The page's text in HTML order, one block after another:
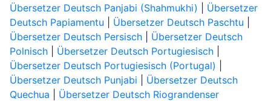
Übersetzer Deutsch Panjabi (Shahmukhi)
Übersetzer
Deutsch Papiamentu
Übersetzer Deutsch Paschtu
Übersetzer Deutsch Persisch| Übersetzer Deutsch
Polnisch| Übersetzer Deutsch Portugiesisch|
Übersetzer Deutsch Portugiesisch (Portugal)
Übersetzer Deutsch Punjabi
Übersetzer Deutsch
Quechua
Übersetzer Deutsch Riograndenser